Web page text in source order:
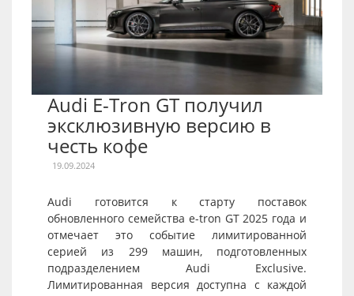
Audi E-Tron GT получил
эксклюзивную версию в
честь кофе
19.09.2024
Audi готовится к старту поставок
обновленного семейства e-tron GT 2025 года и
отмечает это событие лимитированной
серией из 299 машин, подготовленных
подразделением Audi Exclusive.
Лимитированная версия доступна с каждой